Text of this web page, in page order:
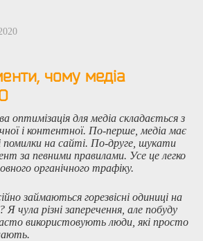
чому медіа
оптимізація для медіа складається з
і контентної. По-перше, медіа має
помилки на сайті. По-друге, шукати
за певними правилами. Усе це легко
органічного трафіку.
займаються горезвісні одиниці на
чула різні заперечення, але побуду
використовують люди, які просто